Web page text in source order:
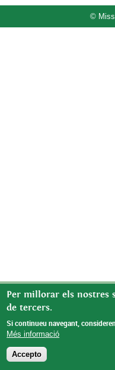
©
Per millorar els nostres
de tercers.
Si continueu navegant,
Més informació
Accepto